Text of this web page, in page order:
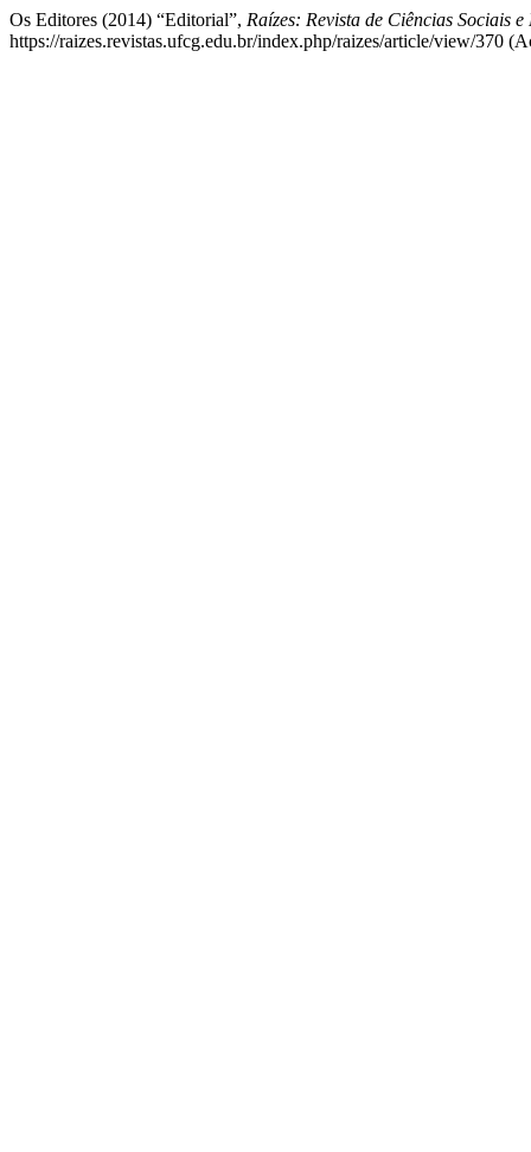
Os Editores (2014) “Editorial”, Raízes: Revista de Ciências Sociais
https://raizes.revistas.ufcg.edu.br/index.php/raizes/article/view/370